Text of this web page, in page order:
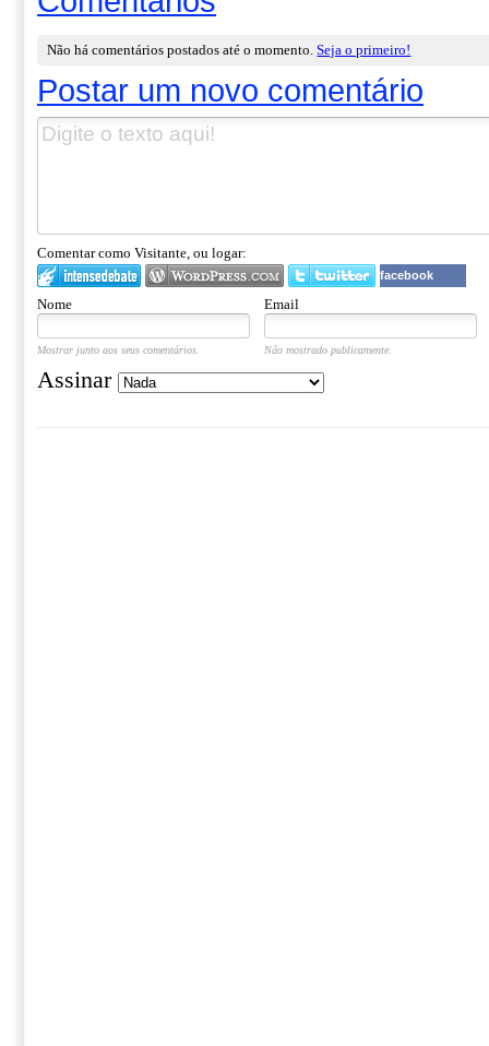
Não há comentários postados até o momento.Seja o primeiro!
Postar um novo comentário
Comentar como Visitante, ou logar:
facebook
Nome Email
Mostrar junto aos seus comentários. Não mostrado publicamente.
Assinar